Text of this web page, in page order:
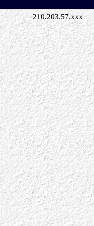
210.203.57.xxx